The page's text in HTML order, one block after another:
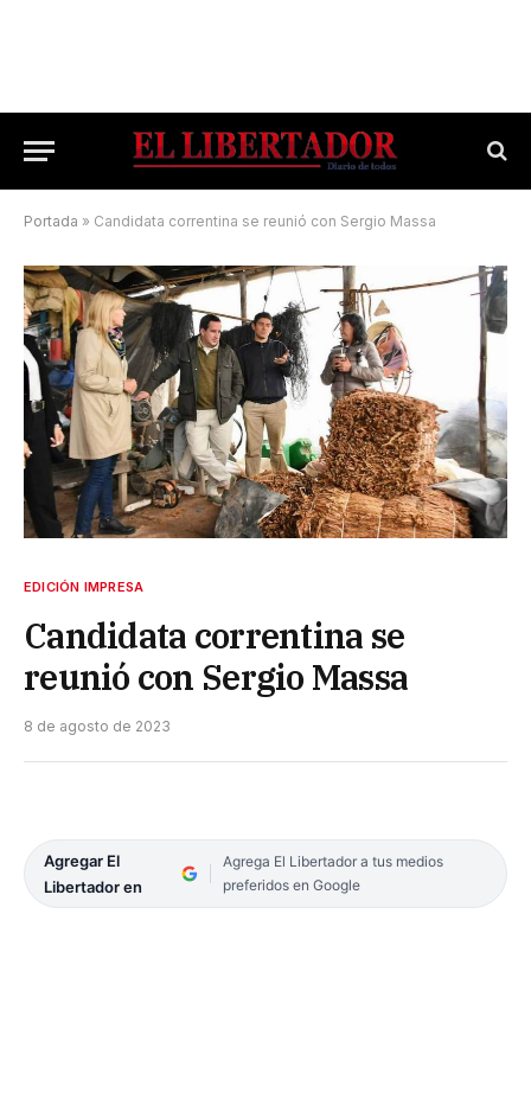
Portada » Candidata correntina se reunió con Sergio Massa
EDICIÓN IMPRESA
Candidata correntina se
reunió con Sergio Massa
8 de agosto de 2023
Agregar El
Libertador en
Agrega El Libertador a tus medios
preferidos en Google